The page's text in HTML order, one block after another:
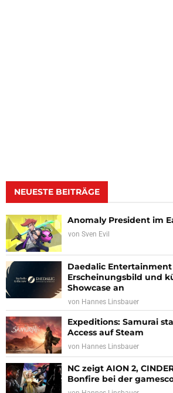
NEUESTE BEITRÄGE
Anomaly President im
von Sven Evil
Daedalic
Erscheinungsbild und
Showcase an
von Hannes Linsbauer
Expeditions: Samurai
Access auf Steam
von Hannes Linsbauer
NC zeigt AION 2,
Bonfire bei der